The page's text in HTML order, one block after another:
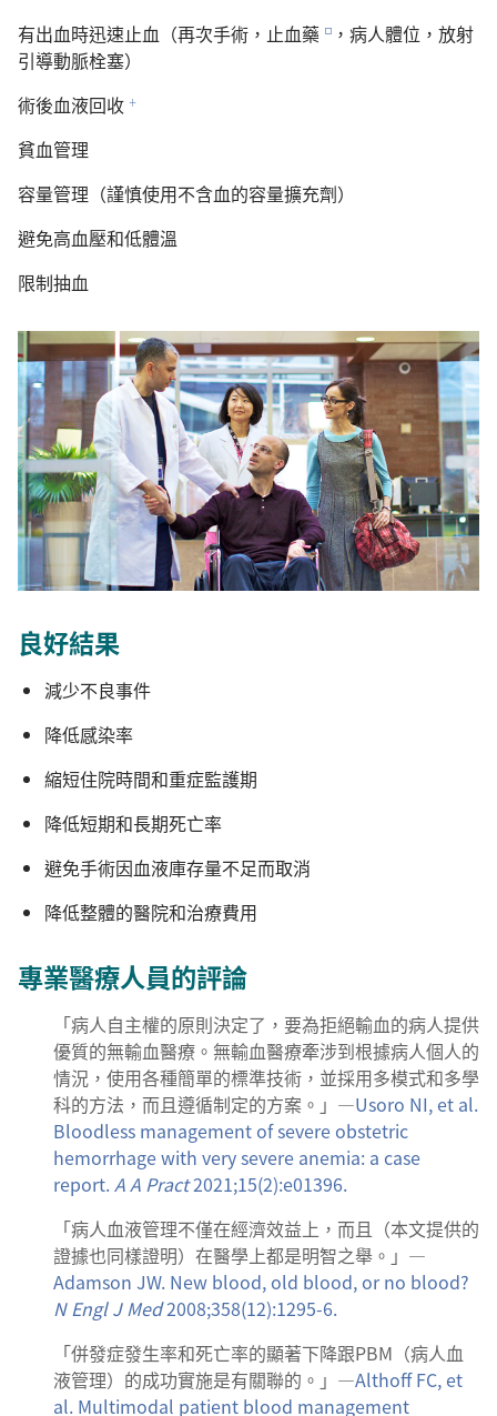
有出血時迅速止血（再次手術，止血藥 e ，病人體位，放射
引導動脈栓塞）
術後血液回收f
貧血管理
容量管理（謹慎使用不含血的容量擴充劑）
避免高血壓和低體溫
限制抽血
良好結果
減少不良事件
降低感染率
縮短住院時間和重症監護期
降低短期和長期死亡率
避免手術因血液庫存量不足而取消
降低整體的醫院和治療費用
專業醫療人員的評論
「病人自主權的原則決定了，要為拒絕輸血的病人提供
優質的無輸血醫療。無輸血醫療牽涉到根據病人個人的
情況，使用各種簡單的標準技術，並採用多模式和多學
科的方法，而且遵循制定的方案。」—Usoro NI, et al.
Bloodless management of severe obstetric
hemorrhage with very severe anemia: a case
report. A A Pract2021;15(2):e01396.
「病人血液管理不僅在經濟效益上，而且（本文提供的
證據也同樣證明）在醫學上都是明智之舉。」—
Adamson JW. New blood, old blood, or no blood?
N Engl J Med2008;358(12):1295-6.
「併發症發生率和死亡率的顯著下降跟PBM（病人血
液管理）的成功實施是有關聯的。」—Althoff FC, et
al. Multimodal patient blood management